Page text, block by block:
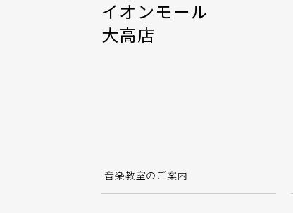
イオンモール
大高店
音楽教室のご案内